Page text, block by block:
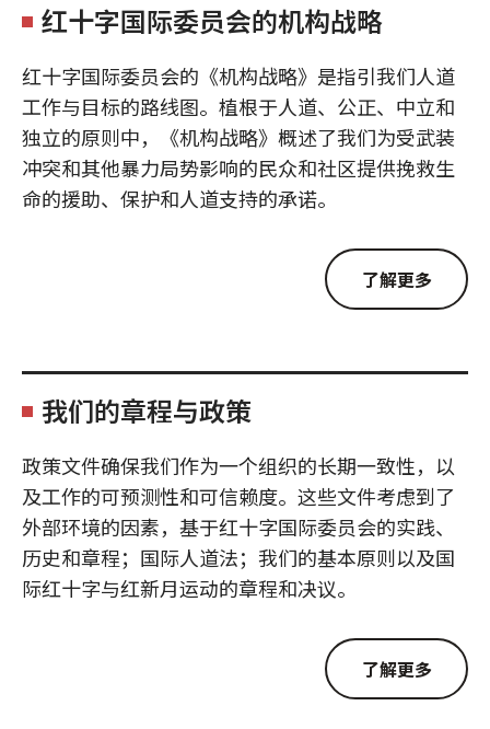
红十字国际委员会的机构战略
红十字国际委员会的《机构战略》是指引我们人道
工作与目标的路线图。植根于人道、公正、中立和
独立的原则中，《机构战略》概述了我们为受武装
冲突和其他暴力局势影响的民众和社区提供挽救生
命的援助、保护和人道支持的承诺。
了解更多
我们的章程与政策
政策文件确保我们作为一个组织的长期一致性，以
及工作的可预测性和可信赖度。这些文件考虑到了
外部环境的因素，基于红十字国际委员会的实践、
历史和章程；国际人道法；我们的基本原则以及国
际红十字与红新月运动的章程和决议。
了解更多